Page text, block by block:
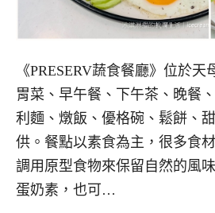
《PRESERV蔬食餐廳》位於
胃菜、早午餐、下午茶、晚餐
利麵、燉飯、優格碗、鬆餅、
供。餐點以素食為主，很多食
調用原型食物來保留自然的風
蛋奶素，也可…